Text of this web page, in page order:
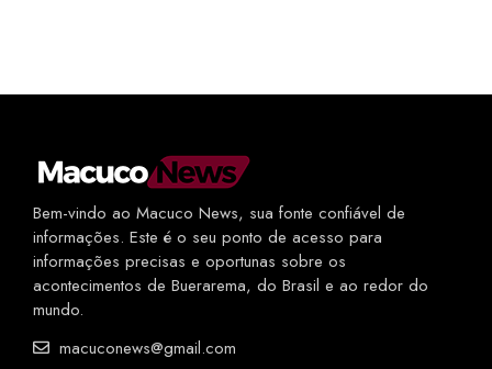
Bem-vindo ao Macuco News, sua fonte confiável de
informações. Este é o seu ponto de acesso para
informações precisas e oportunas sobre os
acontecimentos de Buerarema, do Brasil e ao redor do
mundo.
macuconews@gmail.com